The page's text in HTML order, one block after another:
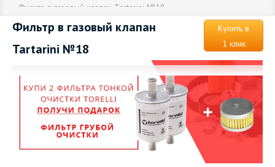
Фильтр в газовый клапан Tartarini №18
Фильтр в газовый клапан
Tartarini №18
Купить в
1 клик